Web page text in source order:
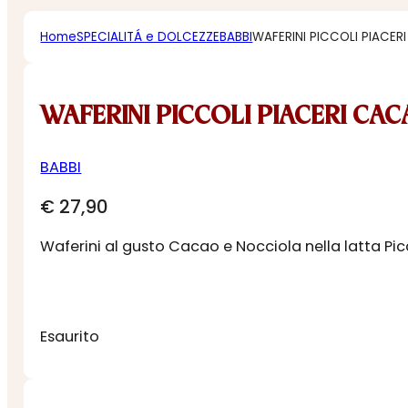
HomeSPECIALITÁ e DOLCEZZEBABBIWAFERINI PICCOLI
WAFERINI PICCOLI PIACERI
BABBI
€ 27,90
Waferini al gusto Cacao e Nocciola nella latta
Esaurito